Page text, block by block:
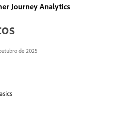
Journey Analytics
de 2025